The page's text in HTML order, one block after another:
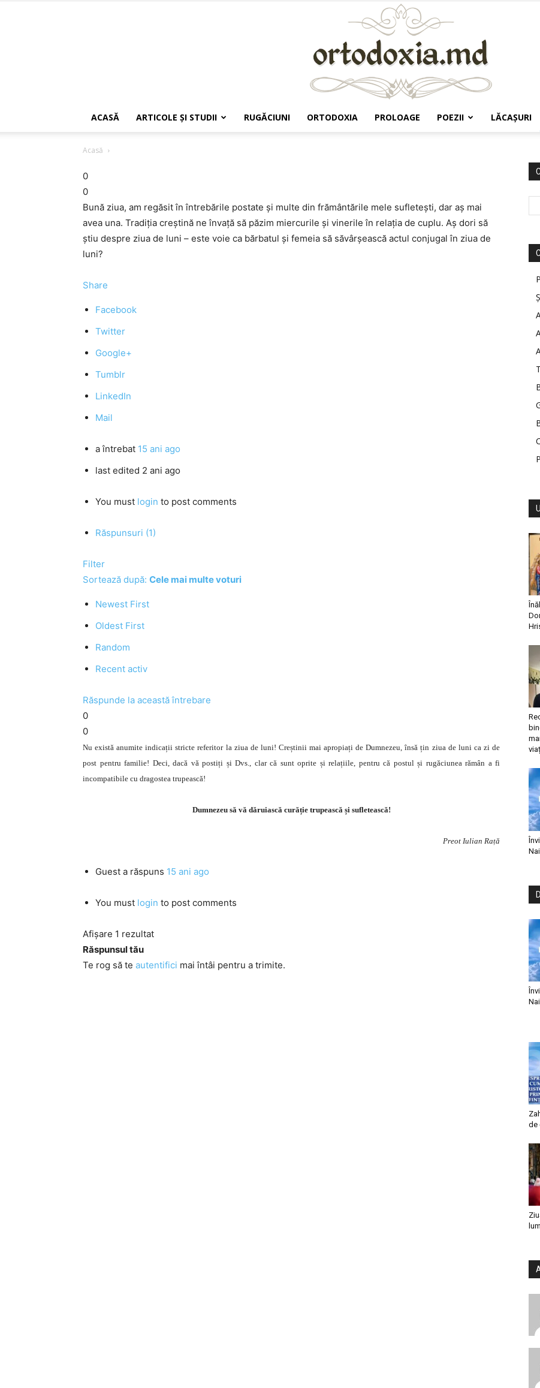
ACASĂ ARTICOLE ŞI STUDII RUGĂCIUNI ORTODOXIA PROLOAGE POEZII LĂCAŞURI
Acasă
0
0
Bună ziua, am regăsit în întrebările postate şi multe din frământările mele sufleteşti, dar aş mai
avea una. Tradiţia creştină ne învaţă să păzim miercurile şi vinerile în relaţia de cuplu. Aş dori să
ştiu despre ziua de luni – este voie ca bărbatul şi femeia să săvârşească actul conjugal în ziua de
luni?
Share
Facebook
Twitter
Google+
Tumblr
LinkedIn
Mail
a întrebat 15 ani ago
last edited 2 ani ago
You must login to post comments
Răspunsuri (1)
Filter
Sortează după: Cele mai multe voturi
Newest First
Oldest First
Random
Recent activ
Răspunde la această întrebare
0
0
Nu există anumite indicații stricte referitor la ziua de luni! Creștinii mai apropiați de Dumnezeu, însă țin ziua de luni ca zi de
post pentru familie! Deci, dacă vă postiți și Dvs., clar că sunt oprite și relațiile, pentru că postul și rugăciunea rămân a fi
incompatibile cu dragostea trupească!
Dumnezeu să vă dăruiască curăție trupească și sufletească!
Preot Iulian Rață
Guest a răspuns 15 ani ago
You must login to post comments
Afișare 1 rezultat
Răspunsul tău
Te rog să te autentifici mai întâi pentru a trimite.
de